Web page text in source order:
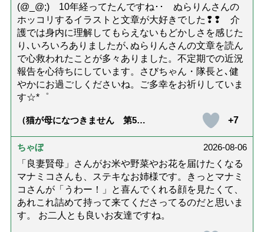
(@_@;) 10年経ってたんですね･･ ぬらりんさんの
ホッコリするイラストと文章が大好きでした❢❢ 介
護では身内に理解してもらえないもどかしさを感じた
り､いろいろありましたが､ぬらりんさんの文章を読ん
で心救われたことが多々ありました。不定期での近況
報告を心待ちにしています。さびちゃん・隊長と､健
やかにお過ごしくださいね。ご多幸をお祈りしていま
す☆*゜
（猫が母になつきません 第500
+7
ちゃぼ
2026-08-06
「良妻賢母」さんがお米や野菜やお花を届けたくなる
マナミコさんも、ステキなお姉様です。きっとマナミ
コさんが「うわー！」と喜んでくれる顔を見たくて、
あれこれ詰めて持って来てくださってるのだと思いま
す。 お二人とも良いお友達ですね。